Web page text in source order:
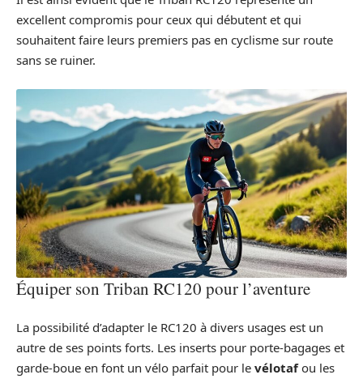
excellent compromis pour ceux qui débutent et qui
souhaitent faire leurs premiers pas en cyclisme sur route
sans se ruiner.
Équiper son Triban RC120 pour l’aventure
La possibilité d’adapter le RC120 à divers usages est un
autre de ses points forts. Les inserts pour porte-bagages et
garde-boue en font un vélo parfait pour le vélotafou les